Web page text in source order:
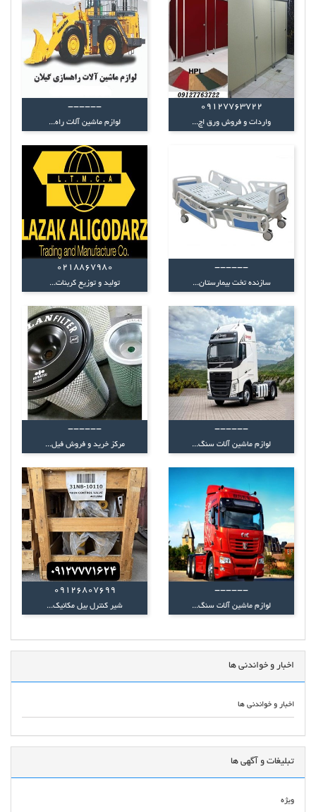
09127763722
واردات و فروش ورق اچ...
------
لوازم ماشین آلات راه...
------
سازنده تخت بیمارستان...
0218867980
تولید و توزیع کربنات...
------
لوازم ماشین آلات سنگ...
------
مرکز خرید و فروش فیل...
------
لوازم ماشین آلات سنگ...
09126807699
شیر کنترل بیل مکانیک...
اخبار و خواندنی ها
اخبار و خواندنی ها
تبلیغات و آگهی ها
ویژه